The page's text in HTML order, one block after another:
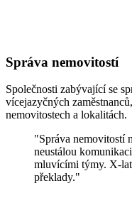
Správa nemovitostí
Společnosti zabývající se
vícejazyčných
nemovitostech a lokalitách.
"Správa nemovitostí
neustálou
mluvícími týmy. X-
překlady."